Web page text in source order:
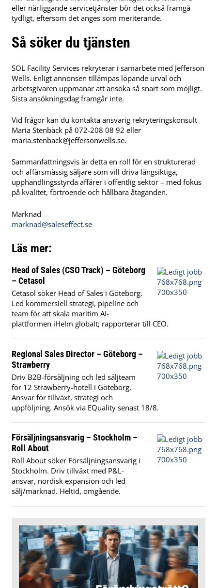
eller närliggande servicetjänster bör det också framgå
tydligt, eftersom det anges som meriterande.
Så söker du tjänsten
SOL Facility Services rekryterar i samarbete med Jefferson
Wells. Enligt annonsen tillämpas löpande urval och
arbetsgivaren uppmanar att ansöka så snart som möjligt.
Sista ansökningsdag framgår inte.
Vid frågor kan du kontakta ansvarig rekryteringskonsult
Maria Stenbäck på 072-208 08 92 eller
maria.stenback@jeffersonwells.se.
Sammanfattningsvis är detta en roll för en strukturerad
och affärsmässig säljare som vill driva långsiktiga,
upphandlingsstyrda affärer i offentlig sektor – med fokus
på kvalitet, förtroende och hållbara åtaganden.
Marknad
marknad@saleseffect.se
Läs mer:
Head of Sales (CSO Track) – Göteborg
– Cetasol
Cetasol söker Head of Sales i Göteborg.
Led kommersiell strategi, pipeline och
team för att skala maritim AI-
plattformen iHelm globalt; rapporterar till CEO.
Regional Sales Director – Göteborg –
Strawberry
Driv B2B-försäljning och led säljteam
för 12 Strawberry-hotell i Göteborg.
Ansvar för tillväxt, strategi och
uppföljning. Ansök via EQuality senast 18/8.
Försäljningsansvarig – Stockholm –
Roll About
Roll About söker Försäljningsansvarig i
Stockholm. Driv tillväxt med P&L-
ansvar, nordisk expansion och led
sälj/marknad. Heltid, omgående.